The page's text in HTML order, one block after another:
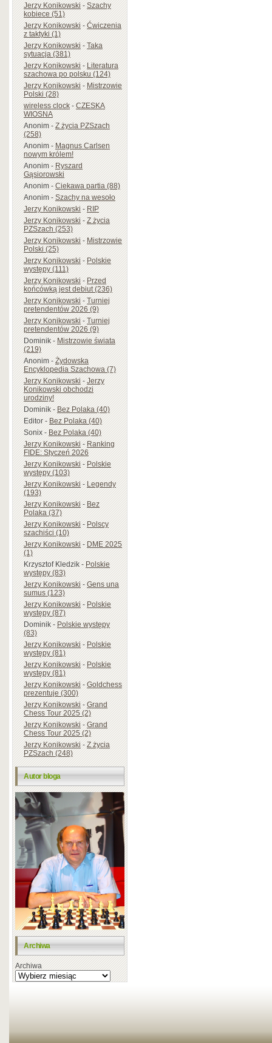
Jerzy Konikowski-Szachy
kobiece (51)
Jerzy Konikowski-Ćwiczenia
z taktyki (1)
Jerzy Konikowski-Taka
sytuacja (381)
Jerzy Konikowski-Literatura
szachowa po polsku (124)
Jerzy Konikowski-Mistrzowie
Polski (28)
wireless clock-CZESKA
WIOSNA
Anonim-Z życia PZSzach
(258)
Anonim-Magnus Carlsen
nowym królem!
Anonim-Ryszard
Gąsiorowski
Anonim-Ciekawa partia (88)
Anonim-Szachy na wesoło
Jerzy Konikowski-RIP
Jerzy Konikowski-Z życia
PZSzach (253)
Jerzy Konikowski-Mistrzowie
Polski (25)
Jerzy Konikowski-Polskie
występy (111)
Jerzy Konikowski-Przed
końcówką jest debiut (236)
Jerzy Konikowski-Turniej
pretendentów 2026 (9)
Jerzy Konikowski-Turniej
pretendentów 2026 (9)
Dominik-Mistrzowie świata
(219)
Anonim-Żydowska
Encyklopedia Szachowa (7)
Jerzy Konikowski-Jerzy
Konikowski obchodzi
urodziny!
Dominik-Bez Polaka (40)
Editor-Bez Polaka (40)
Sonix-Bez Polaka (40)
Jerzy Konikowski-Ranking
FIDE: Styczeń 2026
Jerzy Konikowski-Polskie
występy (103)
Jerzy Konikowski-Legendy
(193)
Jerzy Konikowski-Bez
Polaka (37)
Jerzy Konikowski-Polscy
szachiści (10)
Jerzy Konikowski-DME 2025
(1)
Krzysztof Kledzik-Polskie
występy (83)
Jerzy Konikowski-Gens una
sumus (123)
Jerzy Konikowski-Polskie
występy (87)
Dominik-Polskie występy
(83)
Jerzy Konikowski-Polskie
występy (81)
Jerzy Konikowski-Polskie
występy (81)
Jerzy Konikowski-Goldchess
prezentuje (300)
Jerzy Konikowski-Grand
Chess Tour 2025 (2)
Jerzy Konikowski-Grand
Chess Tour 2025 (2)
Jerzy Konikowski-Z życia
PZSzach (248)
Autor bloga
Archiwa
Archiwa